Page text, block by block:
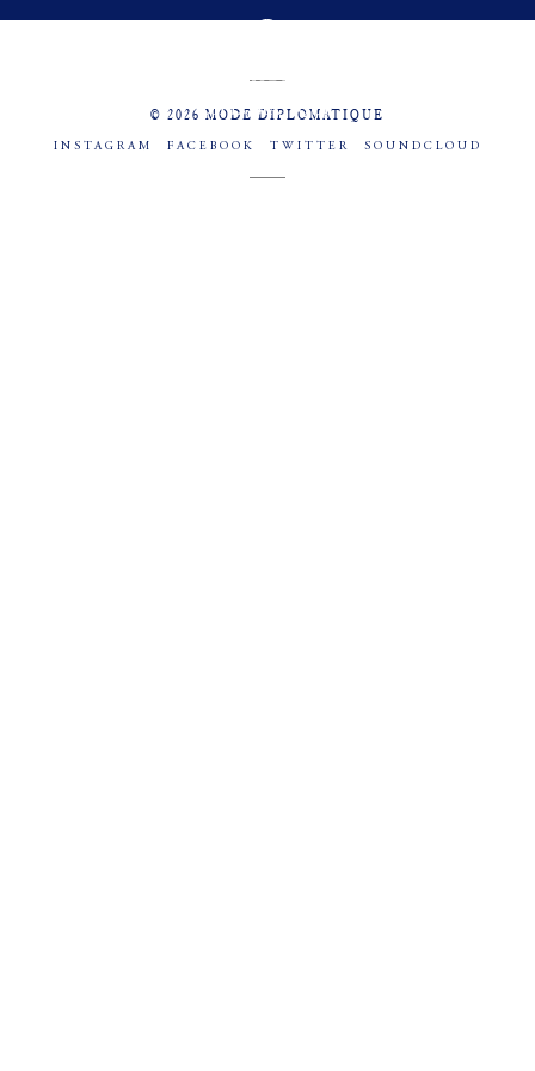
© 2026 MODE DIPLOMATIQUE
INSTAGRAM FACEBOOK TWITTER SOUNDCLOUD